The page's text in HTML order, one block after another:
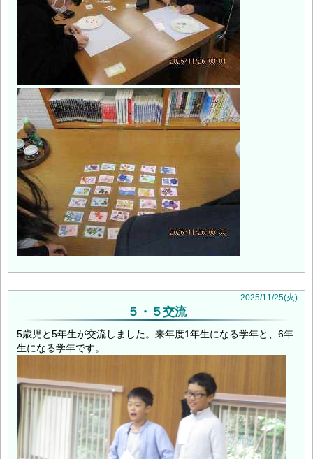
2025/11/25(火)
５・５交流
5歳児と5年生が交流しました。来年度1年生になる学年と、6年
生になる学年です。